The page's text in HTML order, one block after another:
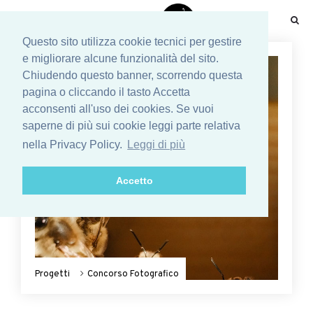
Questo sito utilizza cookie tecnici per gestire
e migliorare alcune funzionalità del sito.
Chiudendo questo banner, scorrendo questa
pagina o cliccando il tasto Accetta
acconsenti all'uso dei cookies. Se vuoi
saperne di più sui cookie leggi parte relativa
nella Privacy Policy.
Leggi di più
Accetto
Progetti Concorso Fotografico